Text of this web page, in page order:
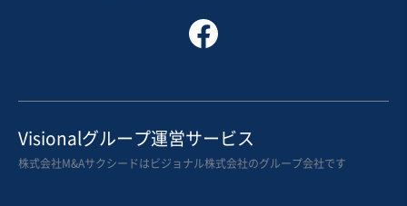
Visionalグループ運営サービス
株式会社M&Aサクシードはビジョナル株式会社のグループ会社です